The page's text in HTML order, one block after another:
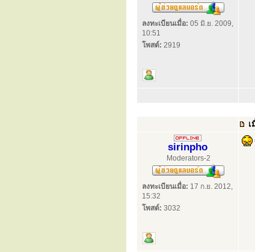
ลงทะเบียนเมื่อ: 05 มิ.ย. 2009,
10:51
โพสต์: 2919
เ
sirinpho
Moderators-2
ลงทะเบียนเมื่อ: 17 ก.ย. 2012,
15:32
โพสต์: 3032